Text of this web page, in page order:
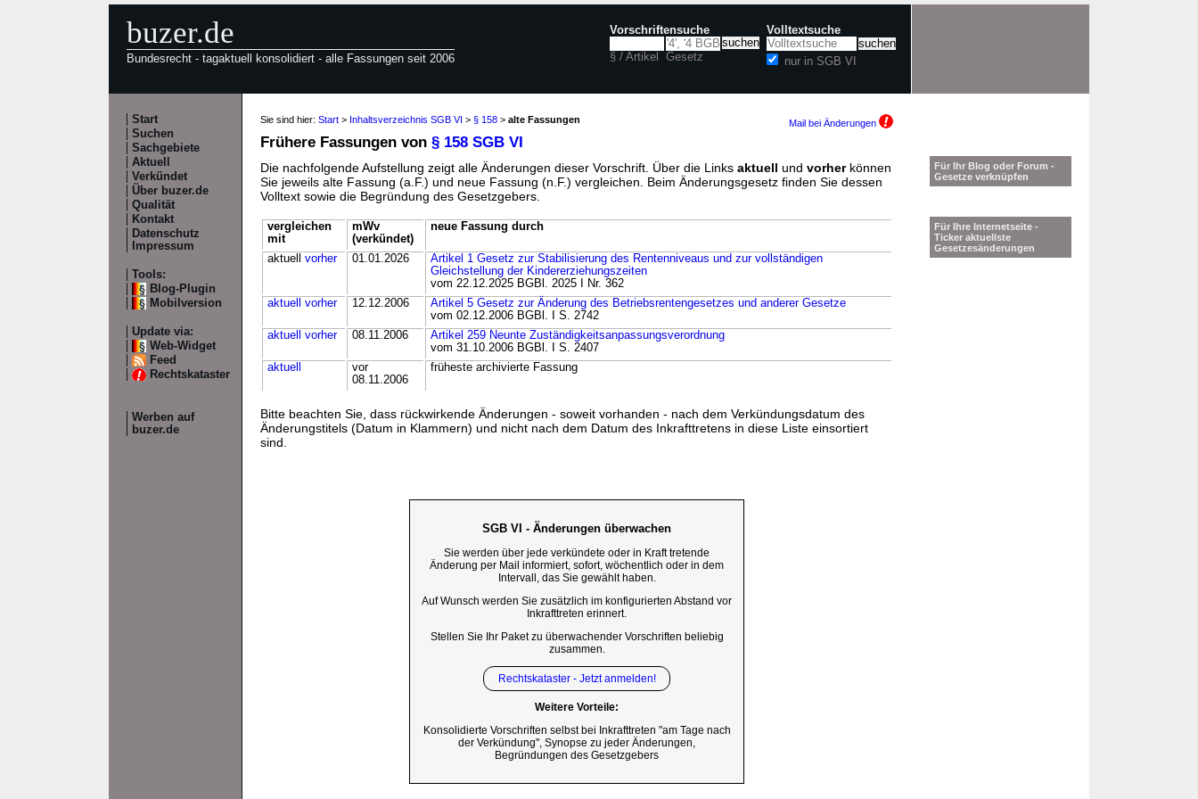
buzer.de
Bundesrecht - tagaktuell konsolidiert - alle Fassungen seit 2006
Vorschriftensuche
§ / Artikel Gesetz
Volltextsuche
nur in SGB VI
Start
Suchen
Sachgebiete
Aktuell
Verkündet
Über buzer.de
Qualität
Kontakt
Datenschutz
Impressum
Tools:
Blog-Plugin
Mobilversion
Update via:
Web-Widget
Feed
Rechtskataster
Werben auf
buzer.de
Sie sind hier: Start > Inhaltsverzeichnis SGB VI > § 158 > alte Fassungen Mail bei Änderungen
Frühere Fassungen von § 158 SGB VI
Die nachfolgende Aufstellung zeigt alle Änderungen dieser Vorschrift. Über die Links aktuell und vorherkönnen
Sie jeweils alte Fassung (a.F.) und neue Fassung (n.F.) vergleichen. Beim Änderungsgesetz finden Sie dessen
Volltext sowie die Begründung des Gesetzgebers.
vergleichen
mit
mWv
(verkündet)
neue Fassung durch
aktuell vorher 01.01.2026
Artikel 1 Gesetz zur Stabilisierung des Rentenniveaus und zur vollständigen
Gleichstellung der Kindererziehungszeiten
vom 22.12.2025 BGBl. 2025 I Nr. 362
aktuell
vorher 12.12.2006
Artikel 5 Gesetz zur Änderung des Betriebsrentengesetzes und anderer Gesetze
vom 02.12.2006 BGBl. I S. 2742
aktuell
vorher 08.11.2006
Artikel 259 Neunte Zuständigkeitsanpassungsverordnung
vom 31.10.2006 BGBl. I S. 2407
aktuell
vor
08.11.2006
früheste archivierte Fassung
Bitte beachten Sie, dass rückwirkende Änderungen - soweit vorhanden - nach dem Verkündungsdatum des
Änderungstitels (Datum in Klammern) und nicht nach dem Datum des Inkrafttretens in diese Liste einsortiert
sind.
SGB VI - Änderungen überwachen
Sie werden über jede verkündete oder in Kraft tretende
Änderung per Mail informiert, sofort, wöchentlich oder in dem
Intervall, das Sie gewählt haben.
Auf Wunsch werden Sie zusätzlich im konfigurierten Abstand vor
Inkrafttreten erinnert.
Stellen Sie Ihr Paket zu überwachender Vorschriften beliebig
zusammen.
Rechtskataster - Jetzt anmelden!
Weitere Vorteile:
Konsolidierte Vorschriften selbst bei Inkrafttreten "am Tage nach
der Verkündung", Synopse zu jeder Änderungen,
Begründungen des Gesetzgebers
Für Ihr Blog oder Forum -
Gesetze verknüpfen
Für Ihre Internetseite -
Ticker aktuellste
Gesetzesänderungen